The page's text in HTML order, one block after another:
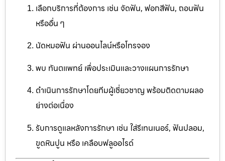
เลือกบริการที่ต้องการ เช่น จัดฟัน, ฟอกสีฟัน, ถอนฟัน
หรืออื่น ๆ
นัดหมอฟัน ผ่านออนไลน์หรือโทรจอง
พบ ทันตแพทย์ เพื่อประเมินและวางแผนการรักษา
ดำเนินการรักษาโดยทีมผู้เชี่ยวชาญ พร้อมติดตามผลอ
ย่างต่อเนื่อง
รับการดูแลหลังการรักษา เช่น ใส่รีเทนเนอร์, ฟันปลอม,
ขูดหินปูน หรือ เคลือบฟลูออไรด์